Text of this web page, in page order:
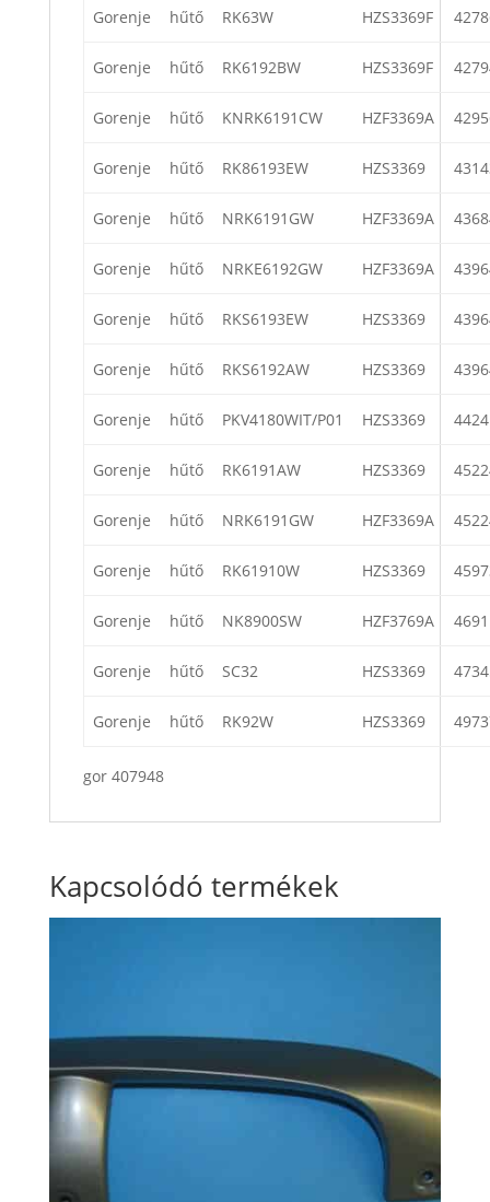
Gorenje hűtő RK63W HZS3369F
Gorenje hűtő RK6192BW HZS3369F
Gorenje hűtő KNRK6191CW HZF3369A
Gorenje hűtő RK86193EW HZS3369
Gorenje hűtő NRK6191GW HZF3369A
Gorenje hűtő NRKE6192GW HZF3369A
Gorenje hűtő RKS6193EW HZS3369
Gorenje hűtő RKS6192AW HZS3369
Gorenje hűtő PKV4180WIT/P01 HZS3369
Gorenje hűtő RK6191AW HZS3369
Gorenje hűtő NRK6191GW HZF3369A
Gorenje hűtő RK61910W HZS3369
Gorenje hűtő NK8900SW HZF3769A
Gorenje hűtő SC32 HZS3369
Gorenje hűtő RK92W HZS3369
gor 407948
Kapcsolódó termékek